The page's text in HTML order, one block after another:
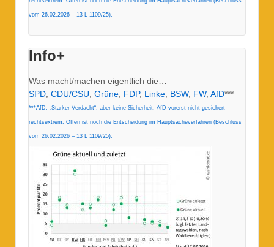
vom 26.02.2026 – 13 L 1109/25).
Info+
Was macht/machen eigentlich die…
SPD CDU/CSU Grüne FDP, Linke BSW, FW, AfD***
***AfD: „Starker Verdacht“, aber keine Sicherheit: AfD vorerst nicht gesichert
rechtsextrem. Offen ist noch die Entscheidung im Hauptsacheverfahren (Beschluss
vom 26.02.2026 – 13 L 1109/25).